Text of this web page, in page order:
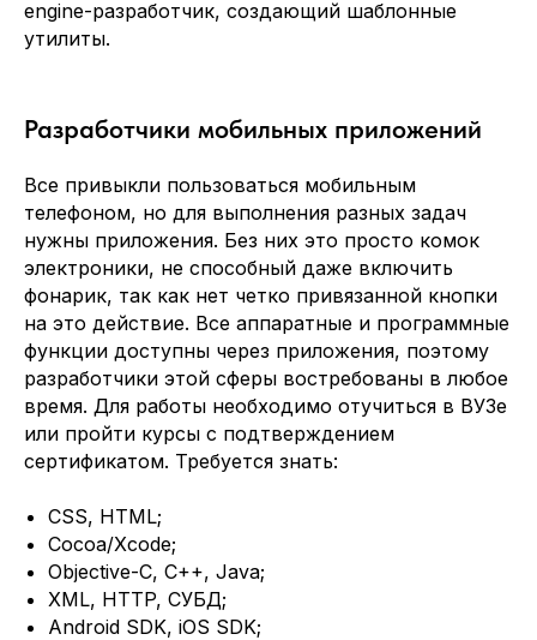
engine-разработчик, создающий шаблонные
утилиты.
Разработчики мобильных приложений
Все привыкли пользоваться мобильным
телефоном, но для выполнения разных задач
нужны приложения. Без них это просто комок
электроники, не способный даже включить
фонарик, так как нет четко привязанной кнопки
на это действие. Все аппаратные и программные
функции доступны через приложения, поэтому
разработчики этой сферы востребованы в любое
время. Для работы необходимо отучиться в ВУЗе
или пройти курсы с подтверждением
сертификатом. Требуется знать:
CSS, HTML;
Cocoa/Xcode;
Objective-C, C++, Java;
XML, HTTP, СУБД;
Android SDK, iOS SDK;
Давайтеусилим вашу
командуопытными IT-
специалистами